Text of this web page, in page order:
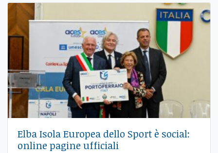
Elba Isola Europea dello Sport è social:
online pagine ufficiali